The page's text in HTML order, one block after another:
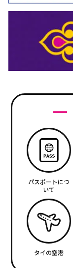
パスポートにつ
いて
タイの空港